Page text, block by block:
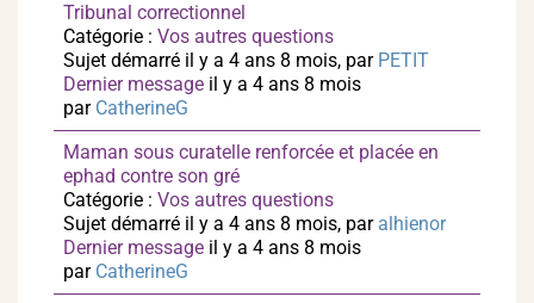
Tribunal correctionnel
Catégorie : Vos autres questions
Sujet démarré il y a 4 ans 8 mois, par PETIT
Dernier message il y a 4 ans 8 mois
par CatherineG
Maman sous curatelle renforcée et placée en
ephad contre son gré
Catégorie : Vos autres questions
Sujet démarré il y a 4 ans 8 mois, par alhienor
Dernier message il y a 4 ans 8 mois
par CatherineG